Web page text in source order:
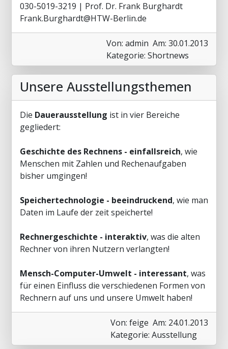
030-5019-3219 | Prof. Dr. Frank Burghardt
Frank.Burghardt@HTW-Berlin.de
Von: admin Am: 30.01.2013
Kategorie: Shortnews
Unsere Ausstellungsthemen
Die Dauerausstellung ist in vier Bereiche
gegliedert:
Geschichte des Rechnens - einfallsreich, wie
Menschen mit Zahlen und Rechenaufgaben
bisher umgingen!
Speichertechnologie - beeindruckend, wie man
Daten im Laufe der zeit speicherte!
Rechnergeschichte - interaktiv, was die alten
Rechner von ihren Nutzern verlangten!
Mensch-Computer-Umwelt - interessant, was
für einen Einfluss die verschiedenen Formen von
Rechnern auf uns und unsere Umwelt haben!
Von: feige Am: 24.01.2013
Kategorie: Ausstellung